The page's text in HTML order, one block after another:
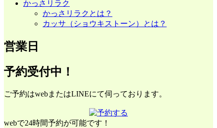
かっさリラク
かっさリラクとは？
カッサ（ショウキストーン）とは？
営業日
予約受付中！
ご予約はwebまたはLINEにて伺っております。
webで24時間予約が可能です！